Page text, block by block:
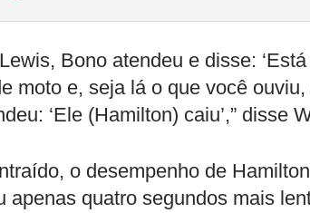
Bono atendeu e disse:
moto e, seja lá o que você ouviu,
‘Ele (Hamilton) caiu’,” disse
o desempenho de
apenas quatro segundos mais